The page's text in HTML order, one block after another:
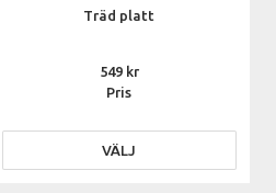
Träd platt
Pris
549
VÄLJ